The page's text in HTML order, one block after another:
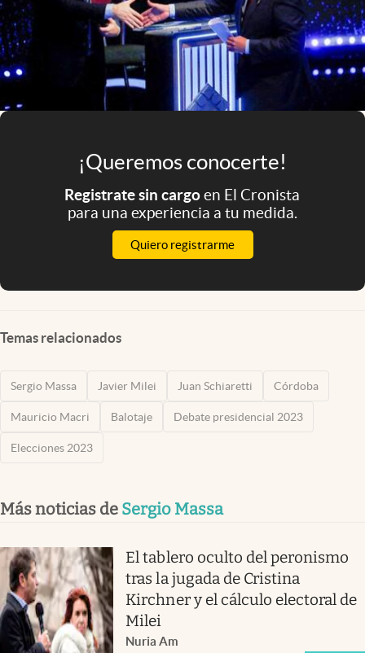
El Cronista Studio
Mediakit
abre en nueva pestaña
¡Queremos conocerte!
Registrate sin cargoen El Cronista
para una experiencia a tu medida.
Quiero registrarme
Temas relacionados
Sergio Massa Javier Milei Juan Schiaretti Córdoba
Mauricio Macri Balotaje Debate presidencial 2023
Elecciones 2023
Más noticias de Sergio Massa
El tablero oculto del peronismo
tras la jugada de Cristina
Kirchner y el cálculo electoral de
Milei
Nuria Am